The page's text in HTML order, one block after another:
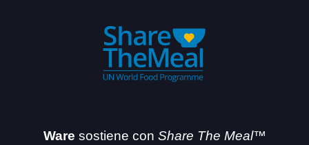
Ware sostiene con Share The Meal™